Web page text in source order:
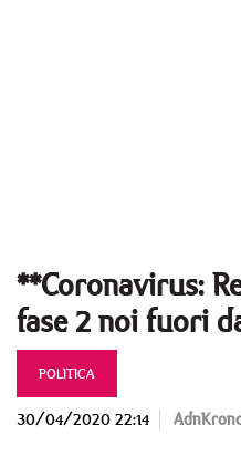
**Coronavirus:
fase 2 noi fuori
POLITICA
30/04/2020 22:14